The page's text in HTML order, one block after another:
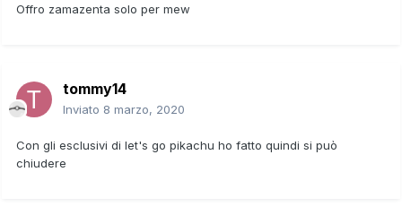
Offro zamazenta solo per mew
tommy14
Inviato 8 marzo, 2020
Con gli esclusivi di let's go pikachu ho fatto quindi si può
chiudere